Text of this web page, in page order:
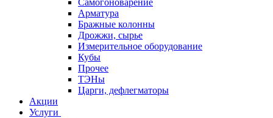
Самогоноварение
Арматура
Бражные колонны
Дрожжи, сырье
Измерительное оборудование
Кубы
Прочее
ТЭНы
Царги, дефлегматоры
Акции
Услуги